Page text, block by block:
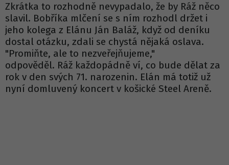
Zkrátka to rozhodně nevypadalo, že by Ráž něco
slavil. Bobříka mlčení se s ním rozhodl držet i
jeho kolega z Elánu Ján Baláž, když od deníku
dostal otázku, zdali se chystá nějaká oslava.
"Promiňte, ale to nezveřejňujeme,"
odpověděl. Ráž každopádně ví, co bude dělat za
rok v den svých 71. narozenin. Elán má totiž už
nyní domluvený koncert v košické Steel Areně.